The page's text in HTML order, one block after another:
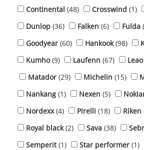
Continental (48) Crosswind (1)
Dunlop (36) Falken (6) Fulda
Goodyear (60) Hankook(98)
Kumho(9) Laufenn (67) Leao
Matador (29) Michelin (15)
Nankang (1) Nexen (5)
Nordexx(4) Pirelli (18) Riken
Royal black(2) Sava (38)
Semperit(1) Star performer (1)